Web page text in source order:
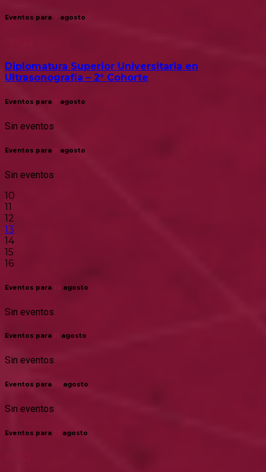
Eventos para 7 agosto
Diplomatura Superior Universitaria en
Ultrasonografía – 2° Cohorte
Eventos para agosto
Sin eventos
Eventos para agosto
Sin eventos
10
11
12
13
14
15
16
Eventos para 10 agosto
Sin eventos
Eventos para agosto
Sin eventos
Eventos para agosto
Sin eventos
Eventos para agosto